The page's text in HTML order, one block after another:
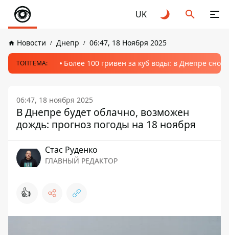
UK
Новости Днепр 06:47, 18 Ноября 2025
ТОПТЕМА: Более 100 гривен за куб воды: в Днепре
06:47, 18 ноября 2025
В Днепре будет облачно, возможен
дождь: прогноз погоды на 18 ноября
Стаc Руденко
ГЛАВНЫЙ РЕДАКТОР
👍